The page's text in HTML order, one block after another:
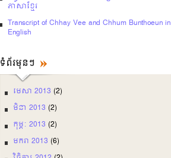
ភាសាខ្មែរ
Transcript of Chhay Vee and Chhum Bunthoeun in
English
ទំព័រមុនៗ
មេសា 2013 (2)
មិនា 2013 (2)
កុម្ភៈ 2013 (2)
មករា 2013 (6)